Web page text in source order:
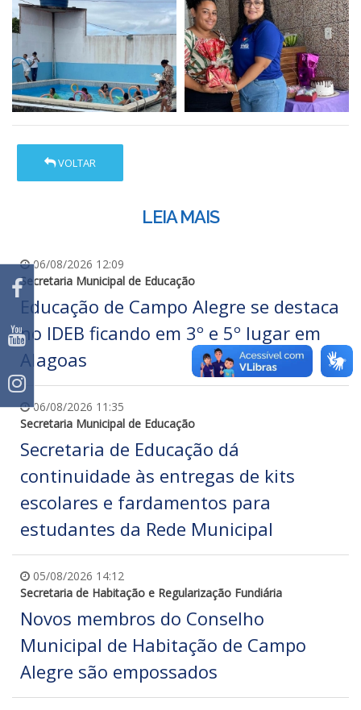
VOLTAR
LEIA MAIS
06/08/2026 12:09
Secretaria Municipal de Educação
Educação de Campo Alegre se destaca
no IDEB ficando em 3º e 5º lugar em
Alagoas
06/08/2026 11:35
Secretaria Municipal de Educação
Secretaria de Educação dá
continuidade às entregas de kits
escolares e fardamentos para
estudantes da Rede Municipal
05/08/2026 14:12
Secretaria de Habitação e Regularização Fundiária
Novos membros do Conselho
Municipal de Habitação de Campo
Alegre são empossados